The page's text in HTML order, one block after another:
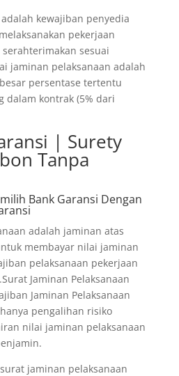
kewajiban penyedia
pekerjaan
sesuai
jaminan pelaksanaan adalah
persentase tertentu
dalam kontrak (5% dari
| Surety
Tanpa
Bank Garansi Dengan
adalah jaminan atas
membayar nilai jaminan
pelaksanaan pekerjaan
Jaminan Pelaksanaan
Jaminan Pelaksanaan
pengalihan risiko
nilai jaminan pelaksanaan
jaminan pelaksanaan